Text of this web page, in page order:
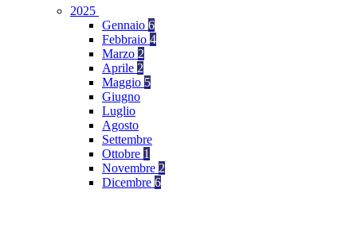
2025
Gennaio 6
Febbraio 4
Marzo 2
Aprile 2
Maggio 5
Giugno
Luglio
Agosto
Settembre
Ottobre 1
Novembre 2
Dicembre 6